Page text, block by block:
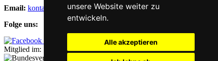
unsere Website weiter zu
entwickeln.
Alle akzeptieren
Email: kontakt@sports-360-stiftung.de
Folge uns:
Mitglied im: